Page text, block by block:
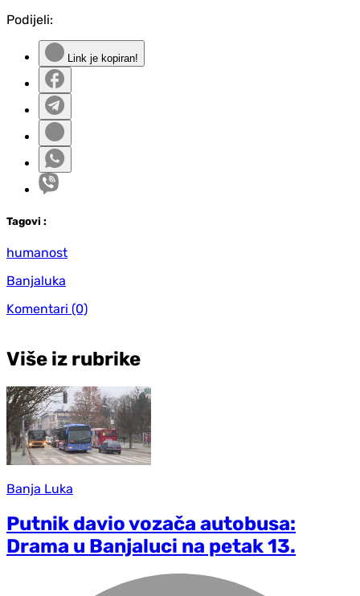
Podijeli:
Link je kopiran!
Tagovi :
humanost
Banjaluka
Komentari (0)
Više iz rubrike
Banja Luka
Putnik davio vozača autobusa:
Drama u Banjaluci na petak 13.